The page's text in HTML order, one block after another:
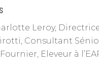
Leroy,
Consultant
Eleveur à